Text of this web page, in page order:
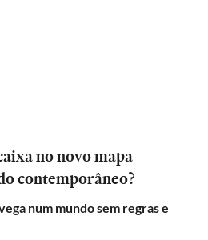
no novo mapa
contemporâneo?
num mundo sem regras e